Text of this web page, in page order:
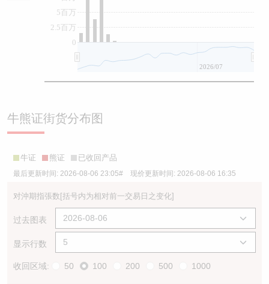
0
2.5百万
5百万
2026/07
牛熊证街货分布图
牛证 熊证 已收回产品
最后更新时间: 2026-08-06 23:05# 现价更新时间: 2026-08-06 16:35
对沖期指張数[括号内为相对前一交易日之变化]
过去图表
显示行数
收回区域: 50 100 200 500 1000